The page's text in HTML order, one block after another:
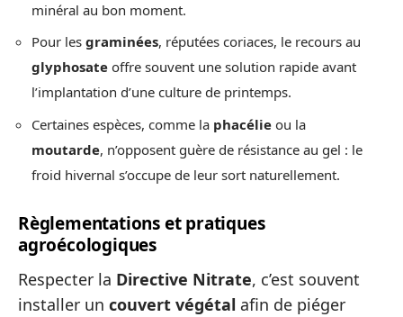
minéral au bon moment.
Pour les graminées, réputées coriaces, le recours au
glyphosate offre souvent une solution rapide avant
l’implantation d’une culture de printemps.
Certaines espèces, comme la phacélie ou la
moutarde, n’opposent guère de résistance au gel : le
froid hivernal s’occupe de leur sort naturellement.
Règlementations et pratiques
agroécologiques
Respecter la Directive Nitrate, c’est souvent
installer un couvert végétal afin de piéger